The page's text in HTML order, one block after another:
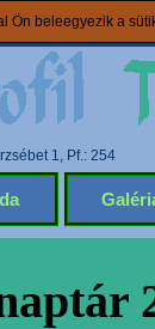
Ön beleegyezik a
1, Pf.: 254